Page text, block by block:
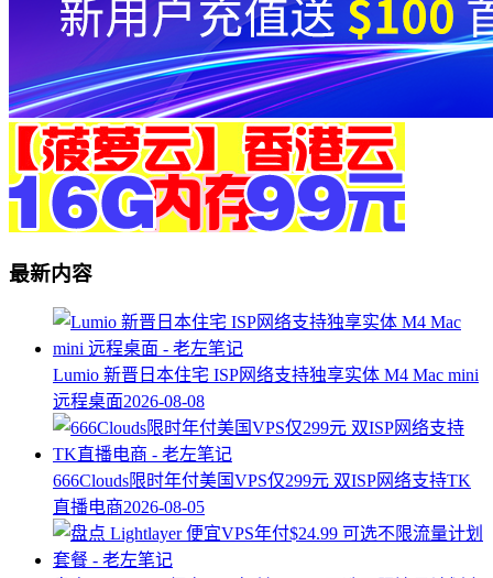
最新内容
Lumio 新晋日本住宅 ISP网络支持独享实体 M4 Mac mini
远程桌面2026-08-08
666Clouds限时年付美国VPS仅299元 双ISP网络支持TK
直播电商2026-08-05